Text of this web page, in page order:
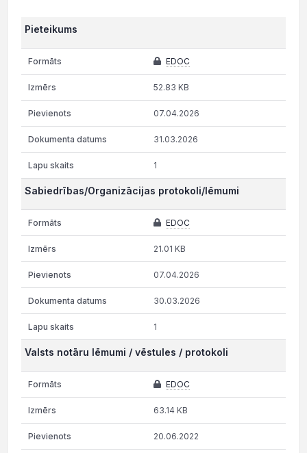
Pieteikums
EDOC
52.83 KB
07.04.2026
31.03.2026
1
Sabiedrības/Organizācijas protokoli/lēmumi
EDOC
21.01 KB
07.04.2026
30.03.2026
1
Valsts notāru lēmumi / vēstules / protokoli
EDOC
63.14 KB
20.06.2022